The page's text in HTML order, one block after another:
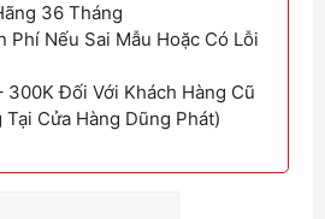
36 Tháng
Phí Nếu Sai Mẫu Hoặc Có Lỗi
300K Đối Với Khách Hàng Cũ
Cửa Hàng Dũng Phát)